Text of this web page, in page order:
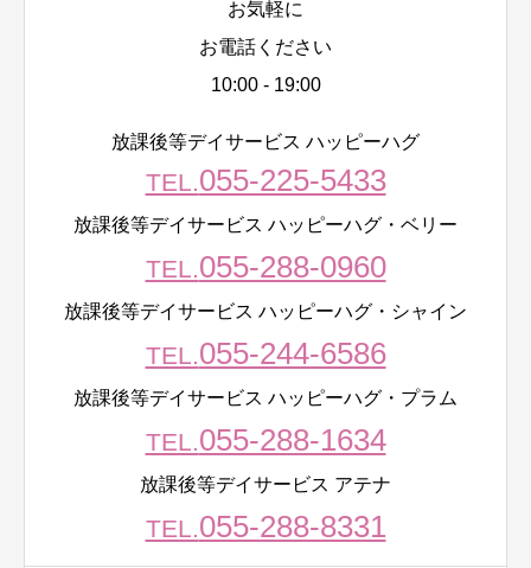
お気軽に
お電話ください
10:00 - 19:00
放課後等デイサービス ハッピーハグ
TEL.055-225-5433
放課後等デイサービス ハッピーハグ・ベリー
TEL.055-288-0960
放課後等デイサービス ハッピーハグ・シャイン
TEL.055-244-6586
放課後等デイサービス ハッピーハグ・プラム
TEL.055-288-1634
放課後等デイサービス アテナ
TEL.055-288-8331